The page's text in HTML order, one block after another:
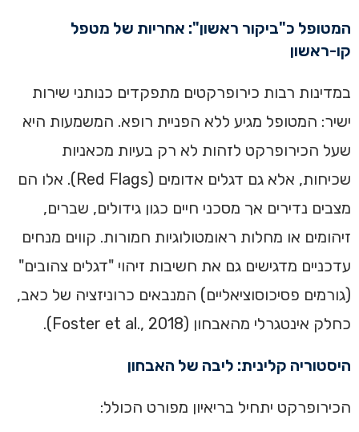
המטופל כ"ביקור ראשון": אחריות של מטפל
קו-ראשון
במדינות רבות כירופרקטים מתפקדים כנותני שירות
ישיר: המטופל מגיע ללא הפניית רופא. המשמעות היא
שעל הכירופרקט לזהות לא רק בעיות מכאניות
שכיחות, אלא גם דגלים אדומים (Red Flags). אלו הם
מצבים נדירים אך מסכני חיים כגון גידולים, שברים,
זיהומים או מחלות ראומטולוגיות חמורות. קווים מנחים
עדכניים מדגישים גם את חשיבות זיהוי "דגלים צהובים"
(גורמים פסיכוסוציאליים) המנבאים כרוניזציה של כאב,
כחלק אינטגרלי מהאבחון (Foster et al., 2018).
היסטוריה קלינית: ליבה של האבחון
הכירופרקט יתחיל בריאיון מפורט הכולל: